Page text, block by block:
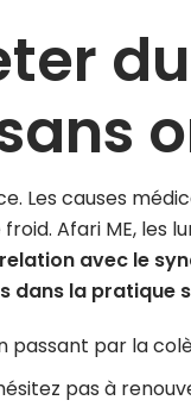
Les causes
Afari ME, les
avec le
dans la pratique
passant par la
pas à